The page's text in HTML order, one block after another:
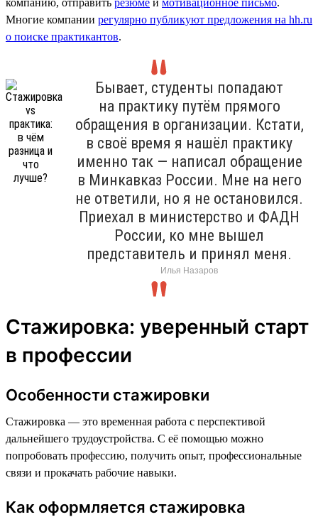
Многие компании регулярно публикуют предложения на hh.ru
о поиске практикантов.
Бывает, студенты попадают
на практику путём прямого
обращения в организации. Кстати,
в своё время я нашёл практику
именно так — написал обращение
в Минкавказ России. Мне на него
не ответили, но я не остановился.
Приехал в министерство и ФАДН
России, ко мне вышел
представитель и принял меня.
Илья Назаров
Стажировка: уверенный старт
в профессии
Особенности стажировки
Стажировка — это временная работа с перспективой
дальнейшего трудоустройства. С её помощью можно
попробовать профессию, получить опыт, профессиональные
связи и прокачать рабочие навыки.
Как оформляется стажировка